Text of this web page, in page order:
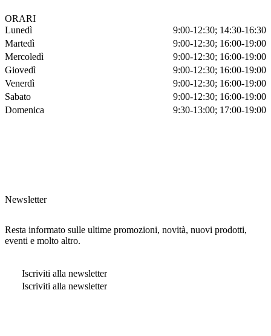
ORARI
Lunedì
9:00-12:30; 14:30-16:30
Martedì
9:00-12:30; 16:00-19:00
Mercoledì
9:00-12:30; 16:00-19:00
Giovedì
9:00-12:30; 16:00-19:00
Venerdì
9:00-12:30; 16:00-19:00
Sabato
9:00-12:30; 16:00-19:00
Domenica
9:30-13:00; 17:00-19:00
Newsletter
Resta informato sulle ultime promozioni, novità, nuovi prodotti,
eventi e molto altro.
Iscriviti alla newsletter
Iscriviti alla newsletter